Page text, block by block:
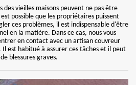
des vieilles maisons peuvent ne pas être
possible que les propriétaires puissent
ces problèmes, il est indispensable d'être
en la matière. Dans ce cas, nous vous
en contact avec un artisan couvreur
est habitué à assurer ces tâches et il peut
blessures graves.